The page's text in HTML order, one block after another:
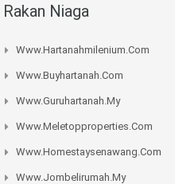
Rakan Niaga
Www.hartanahmilenium.com
Www.buyhartanah.com
Www.guruhartanah.my
Www.meletopproperties.com
Www.homestaysenawang.com
Www.jombelirumah.my